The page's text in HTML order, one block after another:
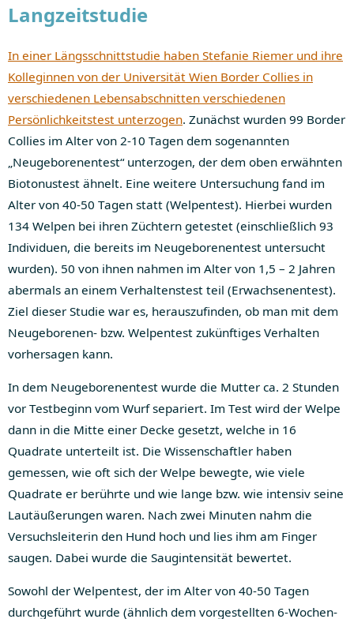
Langzeitstudie
In einer Längsschnittstudie haben Stefanie Riemer und ihre
Kolleginnen von der Universität Wien Border Collies in
verschiedenen Lebensabschnitten verschiedenen
Persönlichkeitstest unterzogen. Zunächst wurden 99 Border
Collies im Alter von 2-10 Tagen dem sogenannten
„Neugeborenentest“ unterzogen, der dem oben erwähnten
Biotonustest ähnelt. Eine weitere Untersuchung fand im
Alter von 40-50 Tagen statt (Welpentest). Hierbei wurden
134 Welpen bei ihren Züchtern getestet (einschließlich 93
Individuen, die bereits im Neugeborenentest untersucht
wurden). 50 von ihnen nahmen im Alter von 1,5 – 2 Jahren
abermals an einem Verhaltenstest teil (Erwachsenentest).
Ziel dieser Studie war es, herauszufinden, ob man mit dem
Neugeborenen- bzw. Welpentest zukünftiges Verhalten
vorhersagen kann.
In dem Neugeborenentest wurde die Mutter ca. 2 Stunden
vor Testbeginn vom Wurf separiert. Im Test wird der Welpe
dann in die Mitte einer Decke gesetzt, welche in 16
Quadrate unterteilt ist. Die Wissenschaftler haben
gemessen, wie oft sich der Welpe bewegte, wie viele
Quadrate er berührte und wie lange bzw. wie intensiv seine
Lautäußerungen waren. Nach zwei Minuten nahm die
Versuchsleiterin den Hund hoch und lies ihm am Finger
saugen. Dabei wurde die Saugintensität bewertet.
Sowohl der Welpentest, der im Alter von 40-50 Tagen
durchgeführt wurde (ähnlich dem vorgestellten 6-Wochen-